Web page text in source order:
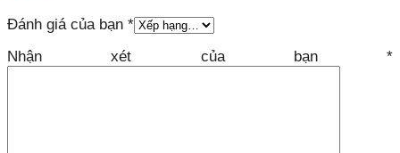
Đánh giá của bạn *
Nhận xét của bạn *